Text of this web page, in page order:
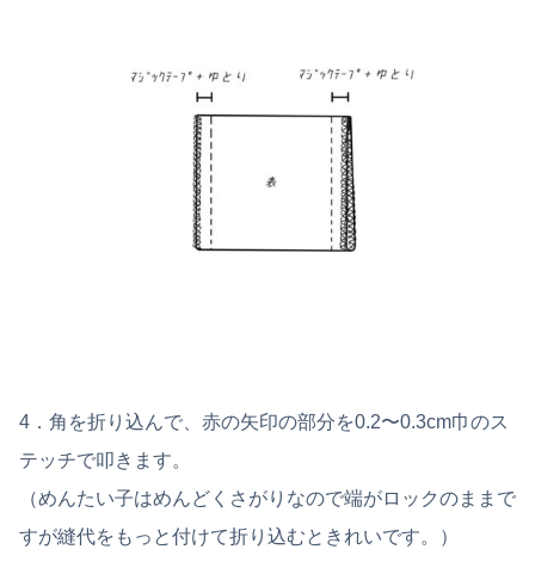
4．角を折り込んで、赤の矢印の部分を0.2〜0.3cm巾のス
テッチで叩きます。
（めんたい子はめんどくさがりなので端がロックのままで
すが縫代をもっと付けて折り込むときれいです。）